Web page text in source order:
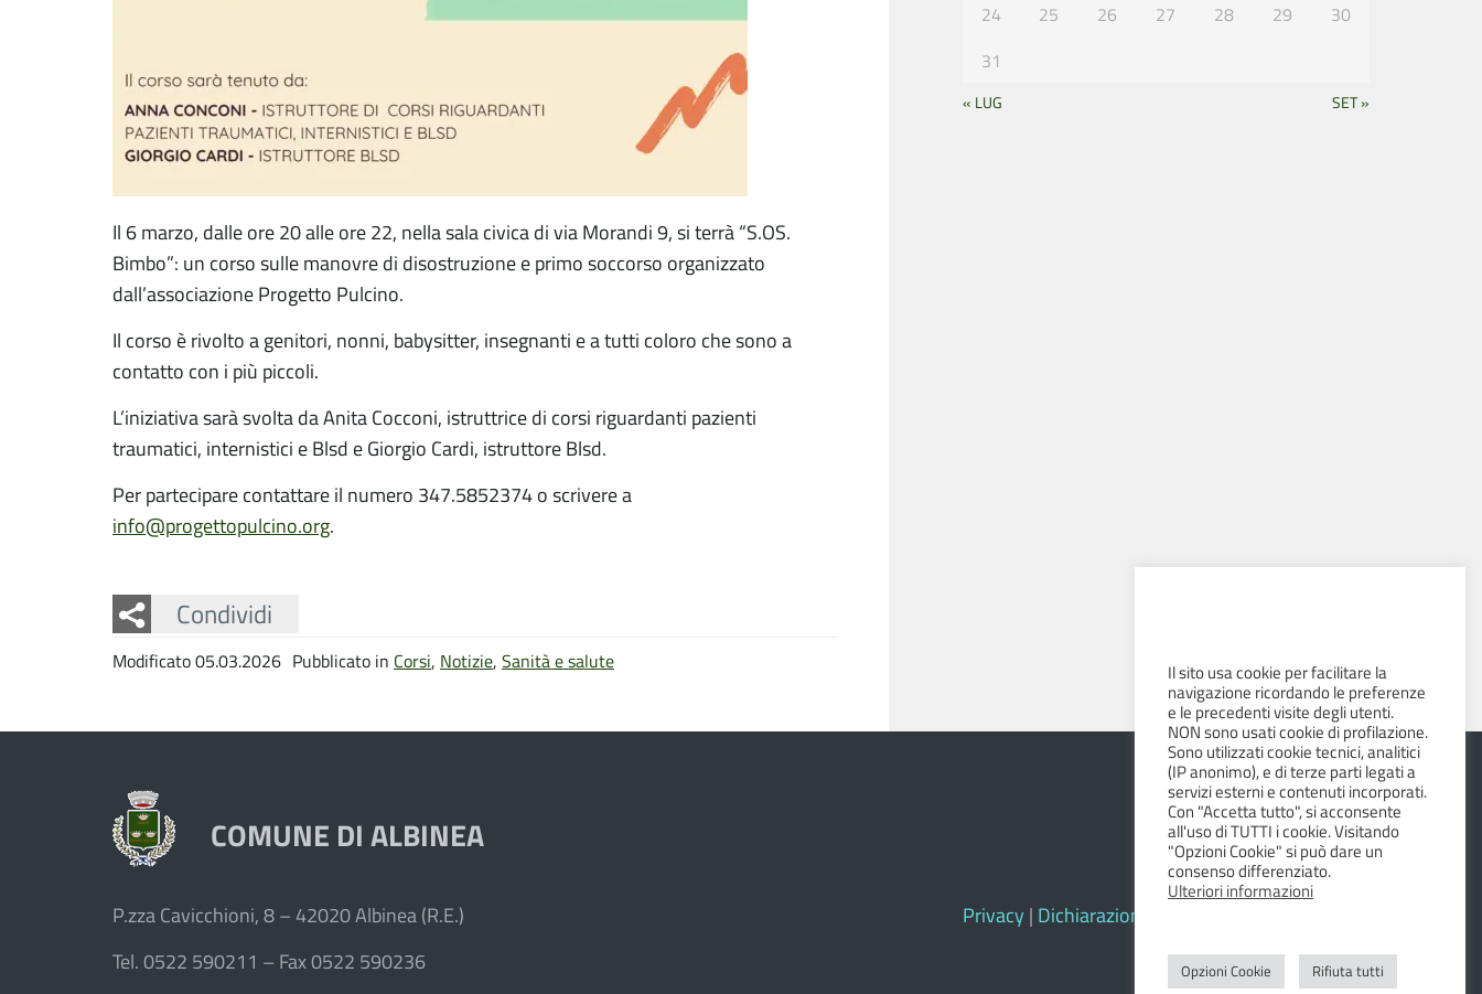
Il 6 marzo, dalle ore 20 alle ore 22, nella sala civica di via Morandi 9, si terrà “S.OS.
Bimbo”: un corso sulle manovre di disostruzione e primo soccorso organizzato
dall’associazione Progetto Pulcino.
Il corso è rivolto a genitori, nonni, babysitter, insegnanti e a tutti coloro che sono a
contatto con i più piccoli.
L’iniziativa sarà svolta da Anita Cocconi, istruttrice di corsi riguardanti pazienti
traumatici, internistici e Blsd e Giorgio Cardi, istruttore Blsd.
Per partecipare contattare il numero 347.5852374 o scrivere a
info@progettopulcino.org.
Condividi
Facebook
Twitter
Whatsapp
Modificato 05.03.2026 Pubblicato in Corsi, Notizie, Sanità e salute
24
25 26 27 28 29
30
31
« LUG SET »
COMUNE DI ALBINEA
P.zza Cavicchioni, 8 – 42020 Albinea (R.E.)
Tel. 0522 590211 – Fax 0522 590236
Privacy | Dichiarazione di accessibilità e feedback
Il sito usa cookie per facilitare la
navigazione ricordando le preferenze
e le precedenti visite degli utenti.
NON sono usati cookie di profilazione.
Sono utilizzati cookie tecnici, analitici
(IP anonimo), e di terze parti legati a
servizi esterni e contenuti incorporati.
Con "Accetta tutto", si acconsente
all'uso di TUTTI i cookie. Visitando
"Opzioni Cookie" si può dare un
consenso differenziato.
Ulteriori informazioni
Opzioni Cookie Rifiuta tutti